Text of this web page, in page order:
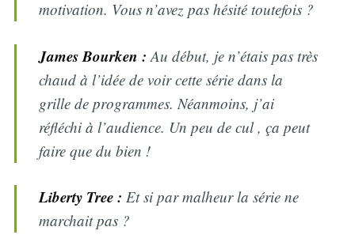
motivation. Vous n’avez pas hésité toutefois ?
James Bourken : Au début, je n’étais pas très
chaud à l’idée de voir cette série dans la
grille de programmes. Néanmoins, j’ai
réfléchi à l’audience. Un peu de cul , ça peut
faire que du bien !
Liberty Tree : Et si par malheur la série ne
marchait pas ?